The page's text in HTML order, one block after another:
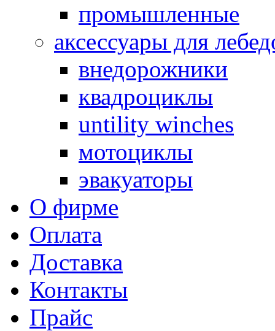
промышленные
аксессуары для
внедорожники
квадроциклы
untility winches
мотоциклы
эвакуаторы
О фирме
Оплата
Доставка
Контакты
Прайс